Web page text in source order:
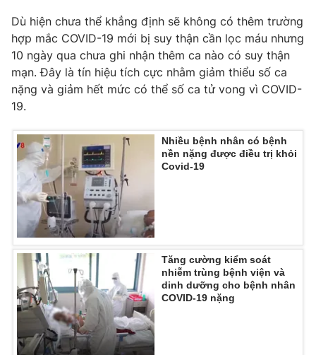
VTV9 VTV8
Liên hệ tòa soạn English
THỜI BÁO VTV
Theo dõi báo trên
Cơ quan chủ quản:Đài Truyền hình Việt Nam
Cơ quan báo chí:Thời báo VTV
Giấy phép hoạt động báo in và báo điện tử số 483/GP-BTTTT
cấp ngày 29/12/2023
Tổng Biên tập:Vũ Thanh Thủy
Phó Tổng Biên tập:
Nguyễn Thị Mỹ Hạnh, Phạm Quốc Thắng,
Nguyễn Trọng Ninh
Dù hiện chưa thể khẳng định sẽ không có thêm trường
hợp mắc COVID-19 mới bị suy thận cần lọc máu nhưng
10 ngày qua chưa ghi nhận thêm ca nào có suy thận
mạn. Đây là tín hiệu tích cực nhằm giảm thiểu số ca
nặng và giảm hết mức có thể số ca tử vong vì COVID-
19.
Nhiều bệnh nhân có bệnh
nền nặng được điều trị khỏi
Covid-19
Tăng cường kiểm soát
nhiễm trùng bệnh viện và
dinh dưỡng cho bệnh nhân
COVID-19 nặng